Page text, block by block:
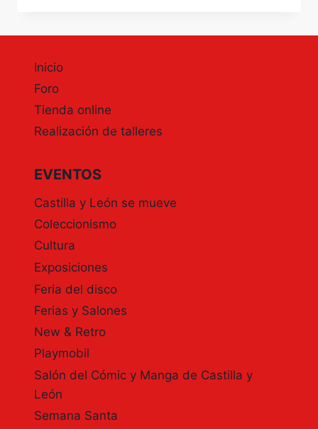
Inicio
Foro
Tienda online
Realización de talleres
EVENTOS
Castilla y León se mueve
Coleccionismo
Cultura
Exposiciones
Feria del disco
Ferias y Salones
New & Retro
Playmobil
Salón del Cómic y Manga de Castilla y
León
Semana Santa